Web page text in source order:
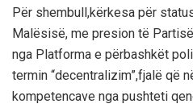
Për shembull,kërkesa për
Malësisë, me presion të
nga Platforma e përbashkët
termin “decentralizim”,fjalë që
kompetencave nga pushteti